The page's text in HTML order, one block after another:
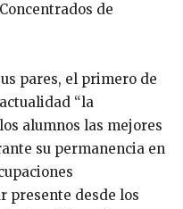
de
pares, el primero de
“la
alumnos las mejores
su permanencia en
presente desde los